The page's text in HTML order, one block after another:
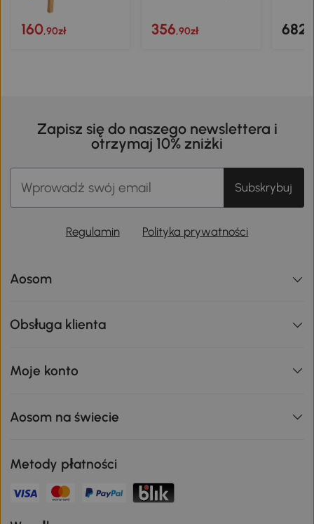
160,90zł 356,90zł 682
Zapisz się do naszego newslettera i
otrzymaj 10% zniżki
Subskrybuj
Regulamin Polityka prywatności
Aosom
Obsługa klienta
Moje konto
Aosom na świecie
Metody płatności